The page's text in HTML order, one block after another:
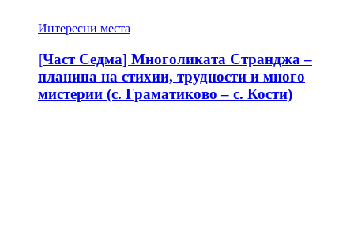
Интересни места
[Част Седма] Многоликата Странджа –
планина на стихии, трудности и много
мистерии (с. Граматиково – с. Кости)